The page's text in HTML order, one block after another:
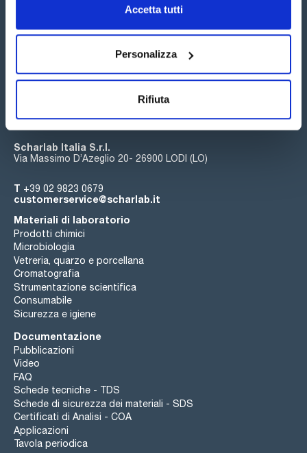
Accetta tutti
Personalizza
Rifiuta
Seguici:
Iscriviti alla Newsletter
Scharlab Italia S.r.l.
Via Massimo D’Azeglio 20- 26900 LODI (LO)
T +39 02 9823 0679
customerservice@scharlab.it
Materiali di laboratorio
Prodotti chimici
Microbiologia
Vetreria, quarzo e porcellana
Cromatografia
Strumentazione scientifica
Consumabile
Sicurezza e igiene
Documentazione
Pubblicazioni
Video
FAQ
Schede tecniche - TDS
Schede di sicurezza dei materiali - SDS
Certificati di Analisi - COA
Applicazioni
Tavola periodica